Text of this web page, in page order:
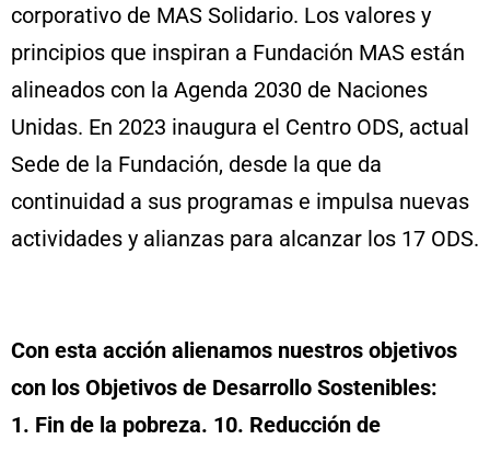
corporativo de MAS Solidario. Los valores y
principios que inspiran a Fundación MAS están
alineados con la Agenda 2030 de Naciones
Unidas. En 2023 inaugura el Centro ODS, actual
Sede de la Fundación, desde la que da
continuidad a sus programas e impulsa nuevas
actividades y alianzas para alcanzar los 17 ODS.
Con esta acción alienamos nuestros objetivos
con los Objetivos de Desarrollo Sostenibles:
1. Fin de la pobreza. 10. Reducción de